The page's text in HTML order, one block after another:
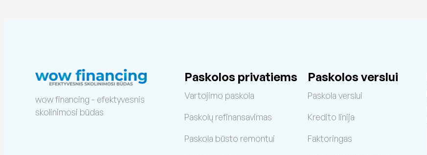
wow financing - efektyvesnis
skolinimosi būdas
Paskolos privatiems
Vartojimo paskola
Paskolų refinansavimas
Paskola būsto remontui
Paskolos verslui
Paskola verslui
Kredito linija
Faktoringas